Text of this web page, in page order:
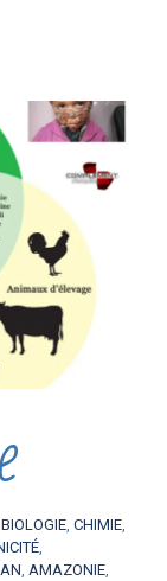
BIOLOGIE, CHIMIE,
,
, AMAZONIE,